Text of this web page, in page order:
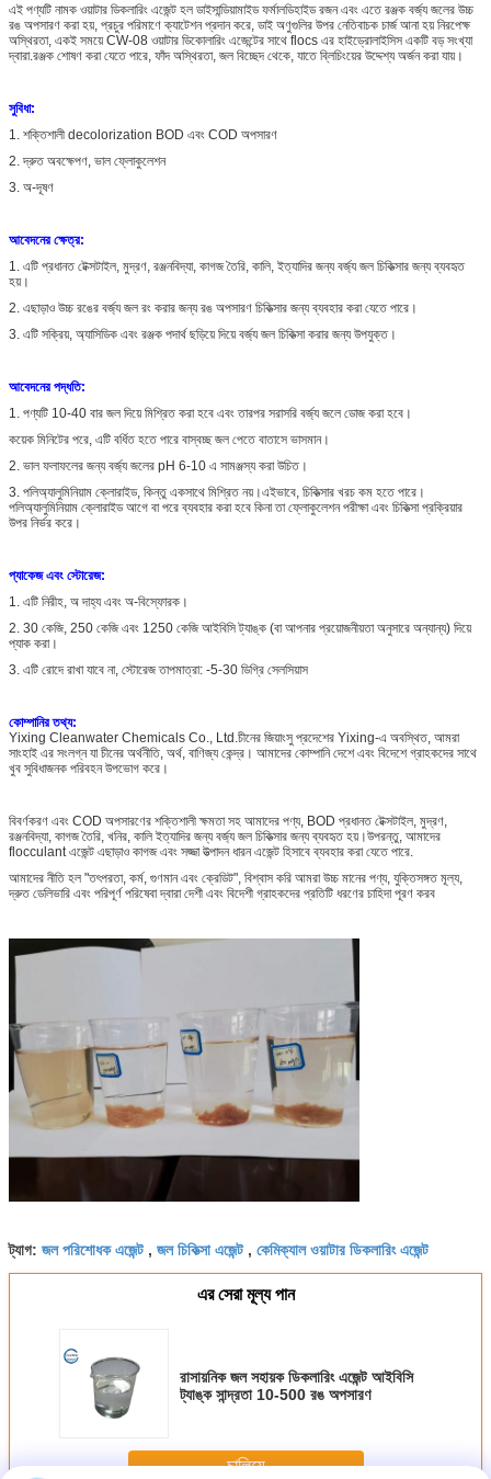
এই পণ্যটি নামক ওয়াটার ডিকলারিং এজেন্ট হল ডাইসান্ডিয়ামাইড ফর্মালডিহাইড রজন এবং এতে রঞ্জক বর্জ্য জলের উচ্চ
রঙ অপসারণ করা হয়, প্রচুর পরিমাণে ক্যাটেশন প্রদান করে, ডাই অণুগুলির উপর নেতিবাচক চার্জ আনা হয় নিরপেক্ষ
অস্থিরতা, একই সময়ে CW-08 ওয়াটার ডিকোলারিং এজেন্টের সাথে flocs এর হাইড্রোলাইসিস একটি বড় সংখ্যা
দ্বারা.রঞ্জক শোষণ করা যেতে পারে, ফাঁদ অস্থিরতা, জল বিচ্ছেদ থেকে, যাতে ব্লিচিংয়ের উদ্দেশ্য অর্জন করা যায়।
সুবিধা:
1. শক্তিশালী decolorization BOD এবং COD অপসারণ
2. দ্রুত অবক্ষেপণ, ভাল ফ্লোকুলেশন
3. অ-দূষণ
আবেদনের ক্ষেত্র:
1. এটি প্রধানত টেক্সটাইল, মুদ্রণ, রঞ্জনবিদ্যা, কাগজ তৈরি, কালি, ইত্যাদির জন্য বর্জ্য জল চিকিত্সার জন্য ব্যবহৃত
হয়।
2. এছাড়াও উচ্চ রঙের বর্জ্য জল রং করার জন্য রঙ অপসারণ চিকিত্সার জন্য ব্যবহার করা যেতে পারে।
3. এটি সক্রিয়, অ্যাসিডিক এবং রঞ্জক পদার্থ ছড়িয়ে দিয়ে বর্জ্য জল চিকিত্সা করার জন্য উপযুক্ত।
আবেদনের পদ্ধতি:
1. পণ্যটি 10-40 বার জল দিয়ে মিশ্রিত করা হবে এবং তারপর সরাসরি বর্জ্য জলে ডোজ করা হবে।
কয়েক মিনিটের পরে, এটি বর্ধিত হতে পারে বাস্বচ্ছ জল পেতে বাতাসে ভাসমান।
2. ভাল ফলাফলের জন্য বর্জ্য জলের pH 6-10 এ সামঞ্জস্য করা উচিত।
3. পলিঅ্যালুমিনিয়াম ক্লোরাইড, কিন্তু একসাথে মিশ্রিত নয়।এইভাবে, চিকিত্সার খরচ কম হতে পারে।
পলিঅ্যালুমিনিয়াম ক্লোরাইড আগে বা পরে ব্যবহার করা হবে কিনা তা ফ্লোকুলেশন পরীক্ষা এবং চিকিত্সা প্রক্রিয়ার
উপর নির্ভর করে।
প্যাকেজ এবং স্টোরেজ:
1. এটি নিরীহ, অ দাহ্য এবং অ-বিস্ফোরক।
2. 30 কেজি, 250 কেজি এবং 1250 কেজি আইবিসি ট্যাঙ্ক (বা আপনার প্রয়োজনীয়তা অনুসারে অন্যান্য) দিয়ে
প্যাক করা।
3. এটি রোদে রাখা যাবে না, স্টোরেজ তাপমাত্রা: -5-30 ডিগ্রি সেলসিয়াস
কোম্পানির তথ্য:
Yixing Cleanwater Chemicals Co., Ltd.চীনের জিয়াংসু প্রদেশের Yixing-এ অবস্থিত, আমরা
সাংহাই এর সংলগ্ন যা চীনের অর্থনীতি, অর্থ, বাণিজ্য কেন্দ্র। আমাদের কোম্পানি দেশে এবং বিদেশে গ্রাহকদের সাথে
খুব সুবিধাজনক পরিবহন উপভোগ করে।
বিবর্ণকরণ এবং COD অপসারণের শক্তিশালী ক্ষমতা সহ আমাদের পণ্য, BOD প্রধানত টেক্সটাইল, মুদ্রণ,
রঞ্জনবিদ্যা, কাগজ তৈরি, খনির, কালি ইত্যাদির জন্য বর্জ্য জল চিকিত্সার জন্য ব্যবহৃত হয়।উপরন্তু, আমাদের
flocculant এজেন্ট এছাড়াও কাগজ এবং সজ্জা উত্পাদন ধারন এজেন্ট হিসাবে ব্যবহার করা যেতে পারে.
আমাদের নীতি হল "তৎপরতা, কর্ম, গুণমান এবং ক্রেডিট", বিশ্বাস করি আমরা উচ্চ মানের পণ্য, যুক্তিসঙ্গত মূল্য,
দ্রুত ডেলিভারি এবং পরিপূর্ণ পরিষেবা দ্বারা দেশী এবং বিদেশী গ্রাহকদের প্রতিটি ধরণের চাহিদা পূরণ করব
ট্যাগ: জল পরিশোধক এজেন্ট, জল চিকিত্সা এজেন্ট, কেমিক্যাল ওয়াটার ডিকলারিং এজেন্ট
এর সেরা মূল্য পান
রাসায়নিক জল সহায়ক ডিকলারিং এজেন্ট আইবিসি
ট্যাঙ্ক সান্দ্রতা 10-500 রঙ অপসারণ
চালিয়ে